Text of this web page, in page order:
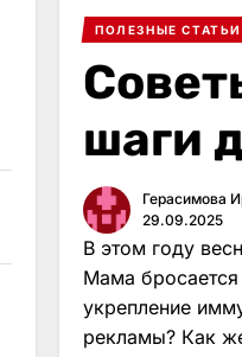
ПОЛЕЗНЫЕ СТАТЬИ
шаги
Герасимова
29.09.2025
В этом году
Мама
укрепление
рекламы? Как